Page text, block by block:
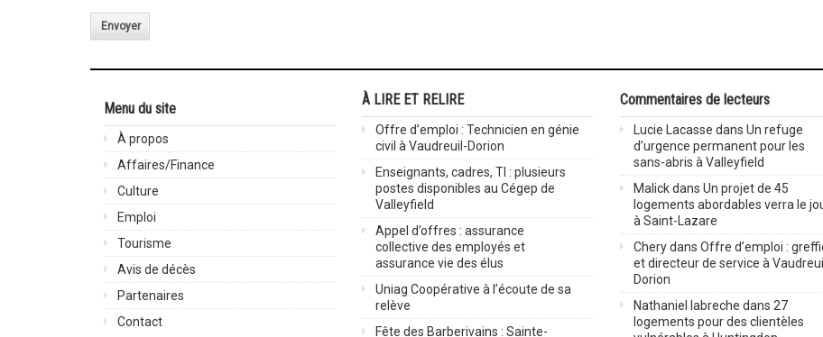
Envoyer
Menu du site
À propos
Affaires/Finance
Culture
Emploi
Tourisme
Avis de décès
Partenaires
Contact
À LIRE ET RELIRE
Offre d’emploi : Technicien en génie
civil à Vaudreuil-Dorion
Enseignants, cadres, TI : plusieurs
postes disponibles au Cégep de
Valleyfield
Appel d’offres : assurance
collective des employés et
assurance vie des élus
Uniag Coopérative à l’écoute de sa
relève
Fête des Barberivains : Sainte-
Commentaires de lecteurs
Lucie Lacasse dans Un refuge
d’urgence permanent pour les
sans-abris à Valleyfield
Malickdans Un projet de 45
logements abordables verra le
à Saint-Lazare
Cherydans Offre d’emploi :
et directeur de service à
Dorion
Nathaniel labreche dans 27
logements pour des clientèles